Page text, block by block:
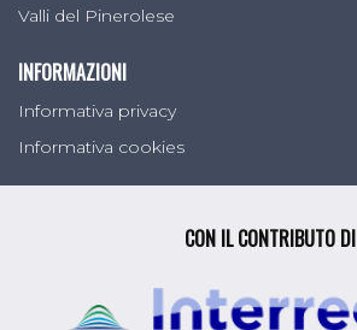
Valli del Pinerolese
INFORMAZIONI
Informativa privacy
Informativa cookies
CON IL CONTRIBUTO DI